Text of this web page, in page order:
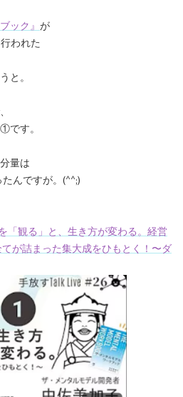
ック』が
われた
と。
です。
量は
んですが。(^^;)
「観る」と、生き方が変わる。経営
が詰まった集大成をひもとく！〜ダ